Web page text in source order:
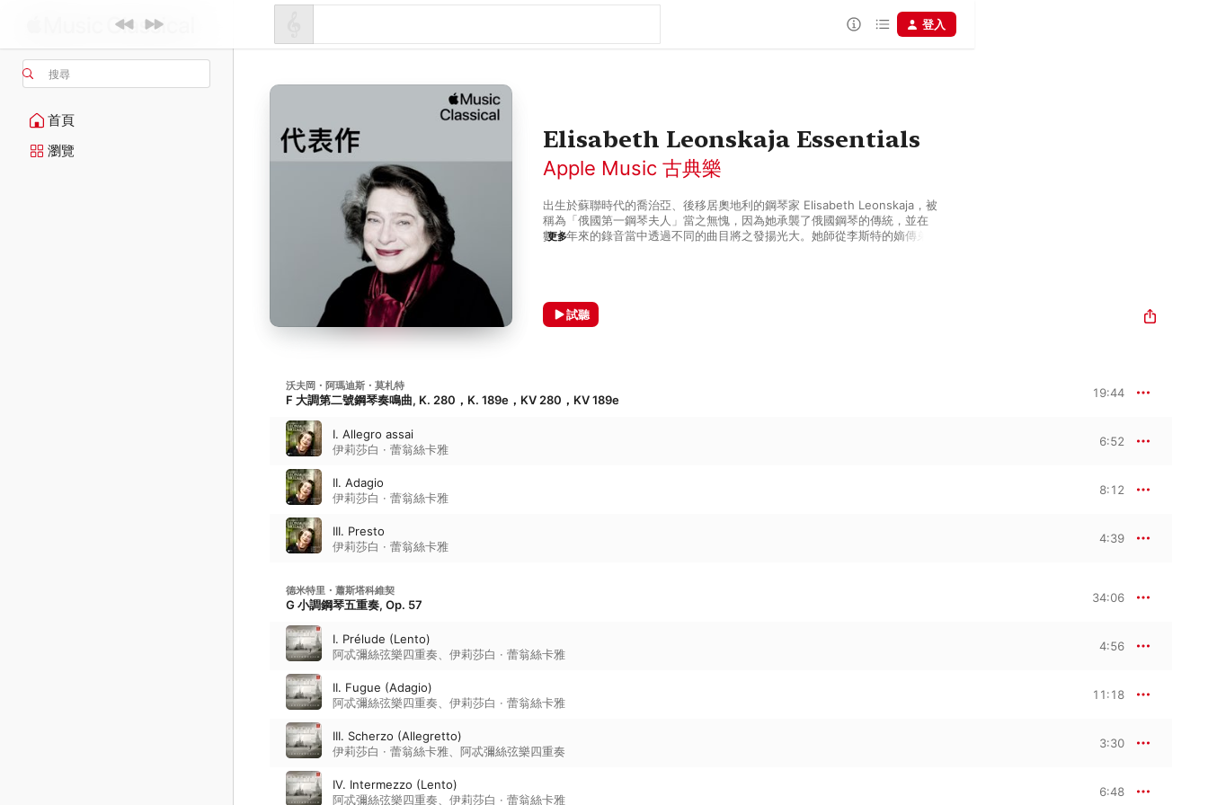
搜尋
首頁
瀏覽
登入
Elisabeth Leonskaja Essentials
Apple Music 古典樂
出生於蘇聯時代的喬治亞、後移居奧地利的鋼琴家 Elisabeth Leonskaja，被
稱為「俄國第一鋼琴夫人」當之無愧，因為她承襲了俄國鋼琴的傳統，並在
數十年來的錄音當中透過不同的曲目將之發揚光大。她師從李斯特的嫡傳弟
斯的作品也特別清晰，帶我們重新認識音樂大師的本質，並且用別具靈性的
心境詮釋他們晚期的作品。她和鮑羅定弦樂四重奏、阿班·貝爾格四重奏、
更多
試聽
沃夫岡・阿瑪迪斯・莫札特
F 大調第二號鋼琴奏鳴曲, K. 280，K. 189e，KV 280，KV 189e 19:44
I. Allegro assai
伊莉莎白 · 蕾翁絲卡雅
6:52
II. Adagio
伊莉莎白 · 蕾翁絲卡雅
8:12
III. Presto
伊莉莎白 · 蕾翁絲卡雅
4:39
德米特里・蕭斯塔科維契
G 小調鋼琴五重奏, Op. 57 34:06
I. Prélude (Lento)
阿忒彌絲弦樂四重奏
伊莉莎白 · 蕾翁絲卡雅
4:56
II. Fugue (Adagio)
阿忒彌絲弦樂四重奏
伊莉莎白 · 蕾翁絲卡雅
11:18
III. Scherzo (Allegretto)
伊莉莎白 · 蕾翁絲卡雅
阿忒彌絲弦樂四重奏
3:30
IV. Intermezzo (Lento)
阿忒彌絲弦樂四重奏
伊莉莎白 · 蕾翁絲卡雅
6:48